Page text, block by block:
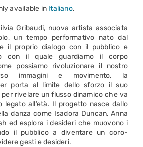
available in Italiano.
Gribaudi, nuova artista associata
un tempo performativo nato dal
il proprio dialogo con il pubblico e
con il quale guardiamo il corpo
possiamo rivoluzionare il nostro
immagini e movimento, la
porta al limite dello sforzo il suo
rivelare un flusso dinamico che va
legato all’età. Il progetto nasce dallo
danza come Isadora Duncan, Anna
ed esplora i desideri che muovono i
il pubblico a diventare un coro-
gesti e desideri.